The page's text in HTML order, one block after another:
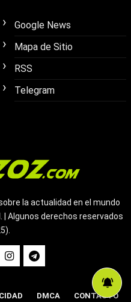
Google News
Mapa de Sitio
RSS
Telegram
la actualidad en el mundo
| Algunos derechos reservados
DMCA CONTACTO